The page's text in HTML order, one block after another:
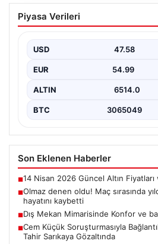
Olmaz denen oldu! Maç
yıldırım çarptı: O
Piyasa Verileri
USD 47.58
EUR 54.99
ALTIN 6514.0
BTC 3065049
Son Eklenen Haberler
■14 Nisan 2026 Güncel Altın
■Olmaz denen oldu! Maç sırasında
hayatını kaybetti
■Dış Mekan Mimarisinde Konfor ve
■Cem Küçük Soruşturmasıyla
Tahir Sarıkaya Gözaltında